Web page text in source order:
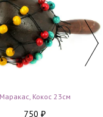
Маракас, Кокос 23см
750 ₽